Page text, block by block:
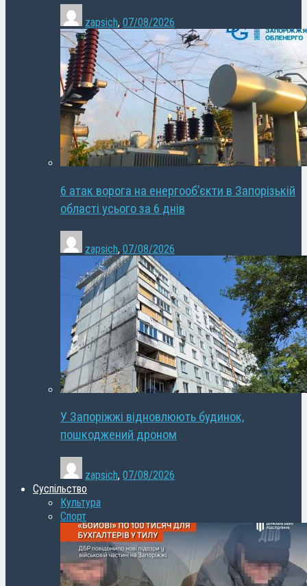
zapsich, 07/08/2026
6 атак ворога на енергооб’єкти в Запорізькій
області усього за 6 днів
zapsich, 07/08/2026
У Запоріжжі відновлюють будинок,
пошкоджений дроном
zapsich, 07/08/2026
Суспільство
Культура
Спорт